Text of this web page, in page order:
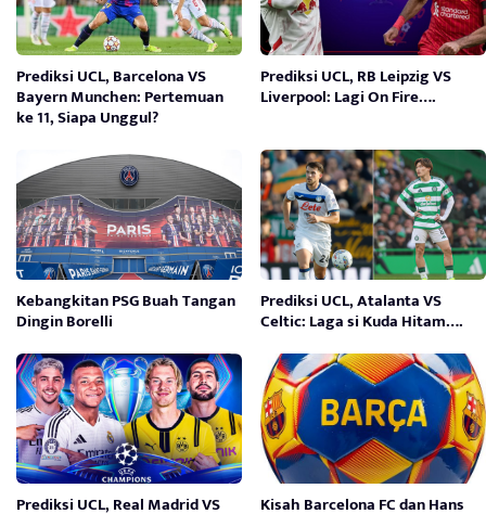
Prediksi UCL, Barcelona VS
Bayern Munchen: Pertemuan
ke 11, Siapa Unggul?
Prediksi UCL, RB Leipzig VS
Liverpool: Lagi On Fire….
Kebangkitan PSG Buah Tangan
Dingin Borelli
Prediksi UCL, Atalanta VS
Celtic: Laga si Kuda Hitam….
Prediksi UCL, Real Madrid VS Kisah Barcelona FC dan Hans